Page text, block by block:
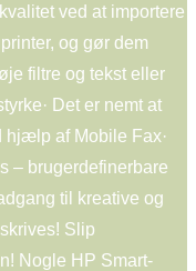
ved at importere
og gør dem
filtre og tekst eller
Det er nemt at
hjælp af Mobile Fax·
– brugerdefinerbare
til kreative og
Slip
Nogle HP Smart-